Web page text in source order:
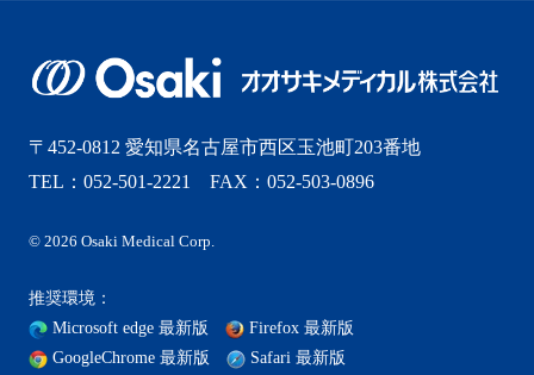
2025年2月
2025年1月
2024年10月
〒452-0812 愛知県名古屋市西区玉池町203番地
TEL：052-501-2221 FAX：052-503-0896
© 2026 Osaki Medical Corp.
推奨環境：
Microsoft edge 最新版
Firefox 最新版
GoogleChrome 最新版
Safari 最新版